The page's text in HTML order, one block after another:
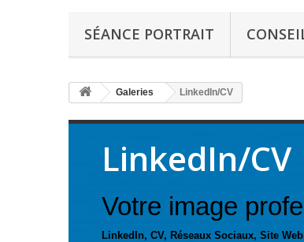
SÉANCE PORTRAIT
Galeries LinkedIn/CV
LinkedIn/CV
Votre image
LinkedIn, CV, Réseaux Sociaux, Site Web